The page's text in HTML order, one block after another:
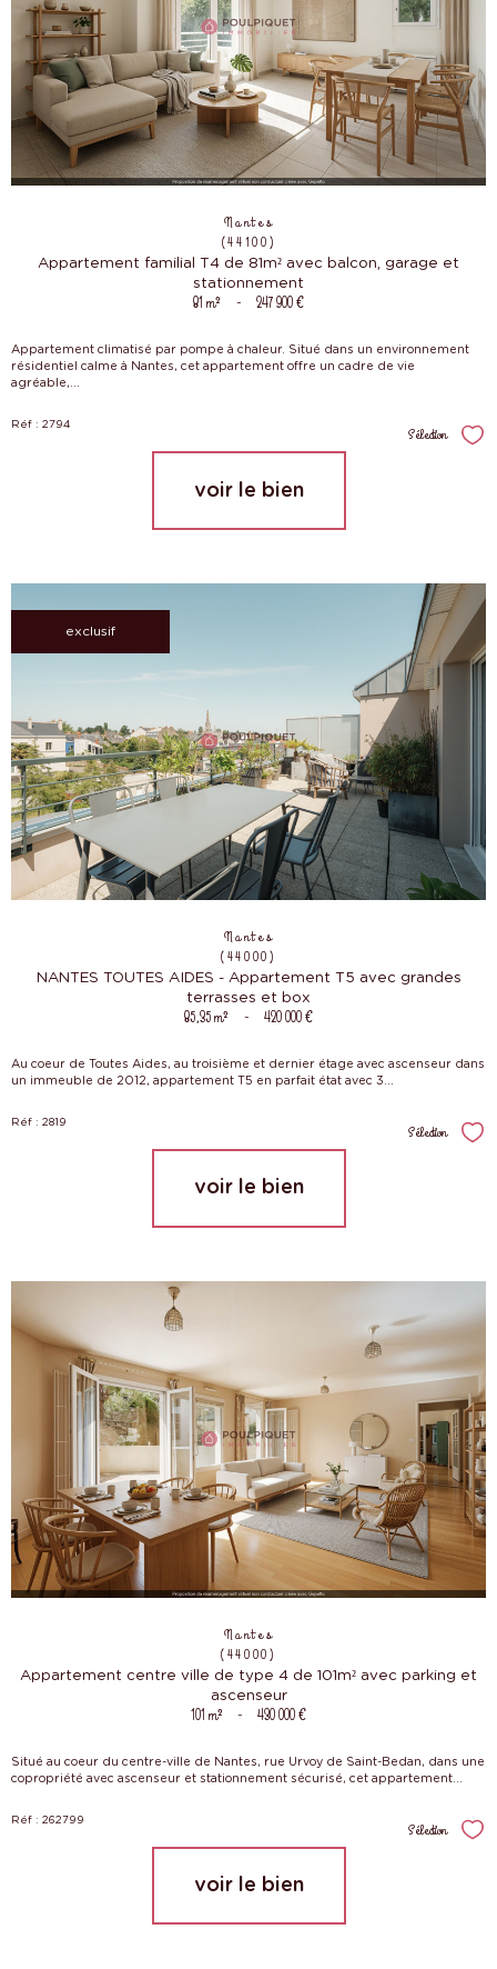
Nantes
(44100)
Appartement familial T4 de 81m² avec balcon, garage et
stationnement
81 m² - 247 900 €
Appartement climatisé par pompe à chaleur. Situé dans un environnement
résidentiel calme à Nantes, cet appartement offre un cadre de vie
agréable,...
Réf : 2794
Sélection
voir le bien
exclusif
Nantes
(44000)
NANTES TOUTES AIDES - Appartement T5 avec grandes
terrasses et box
85,35 m² - 420 000 €
Au coeur de Toutes Aides, au troisième et dernier étage avec ascenseur dans
un immeuble de 2012, appartement T5 en parfait état avec 3...
Réf : 2819
Sélection
voir le bien
Nantes
(44000)
Appartement centre ville de type 4 de 101m² avec parking et
ascenseur
101 m² - 430 000 €
Situé au coeur du centre-ville de Nantes, rue Urvoy de Saint-Bedan, dans une
copropriété avec ascenseur et stationnement sécurisé, cet appartement...
Réf : 262799
Sélection
voir le bien